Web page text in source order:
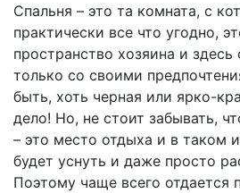
Спальня – это та комната, с
практически все что угодно,
пространство хозяина и здесь
только со своими
быть, хоть черная или ярко-
дело! Но, не стоит забывать,
– это место отдыха и в таком
будет уснуть и даже просто
Поэтому чаще всего отдается